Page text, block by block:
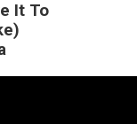
It To